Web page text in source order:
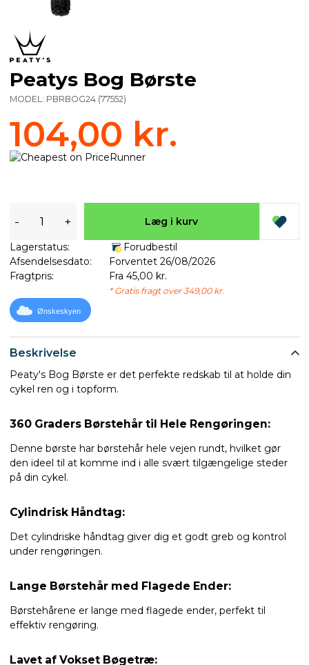
Beskrivelse
Peaty's Bog Børste er det perfekte redskab til at holde din
cykel ren og i topform.
360 Graders Børstehår til Hele Rengøringen:
Denne børste har børstehår hele vejen rundt, hvilket gør
den ideel til at komme ind i alle svært tilgængelige steder
på din cykel.
Cylindrisk Håndtag:
Det cylindriske håndtag giver dig et godt greb og kontrol
under rengøringen.
Lange Børstehår med Flagede Ender:
Børstehårene er lange med flagede ender, perfekt til
effektiv rengøring.
Lavet af Vokset Bøgetræ:
Peatys Bog Børste
MODEL: PBRBOG24 (77552)
104,00 kr.
- + Læg i kurv
Lagerstatus:
Forudbestil
Afsendelsesdato:
Forventet 26/08/2026
Fragtpris:
Fra 45,00 kr.
* Gratis fragt over 349,00 kr.
Ønskeskyen